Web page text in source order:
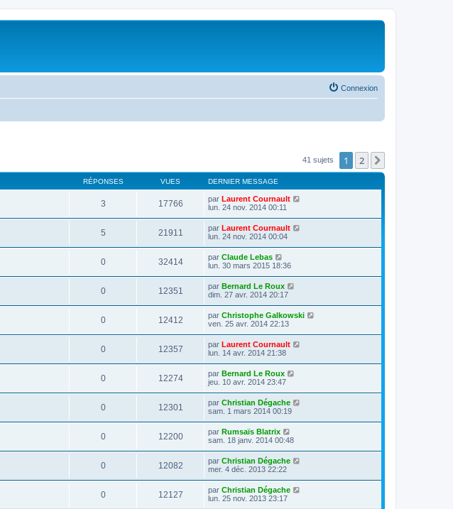
Connexion
41 sujets 1 2
RÉPONSES VUES DERNIER MESSAGE
3 17766 par Laurent Cournault
lun. 24 nov. 2014 00:11
5 21911 par Laurent Cournault
lun. 24 nov. 2014 00:04
0 32414 par Claude Lebas
lun. 30 mars 2015 18:36
0 12351 par Bernard Le Roux
dim. 27 avr. 2014 20:17
0 12412 par Christophe Galkowski
ven. 25 avr. 2014 22:13
0 12357 par Laurent Cournault
lun. 14 avr. 2014 21:38
0 12274 par Bernard Le Roux
jeu. 10 avr. 2014 23:47
0 12301 par Christian Dégache
sam. 1 mars 2014 00:19
0 12200 par Rumsaïs Blatrix
sam. 18 janv. 2014 00:48
0 12082 par Christian Dégache
mer. 4 déc. 2013 22:22
0 12127 par Christian Dégache
lun. 25 nov. 2013 23:17